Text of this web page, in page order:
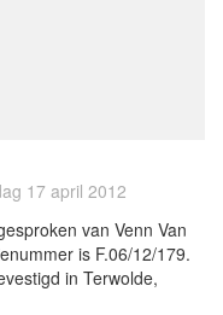
17 april 2012
van Venn Van
is F.06/12/179.
in Terwolde,